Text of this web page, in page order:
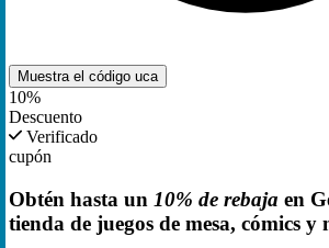
Muestra el código uca
10%
Descuento
Verificado
cupón
Obtén hasta un 10% de rebaja en
tienda de juegos de mesa, cómics y